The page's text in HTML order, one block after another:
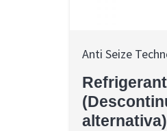
Anti Seize
alternativa)